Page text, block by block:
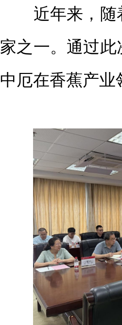
近年来，随
家之一。通过
中厄在香蕉产